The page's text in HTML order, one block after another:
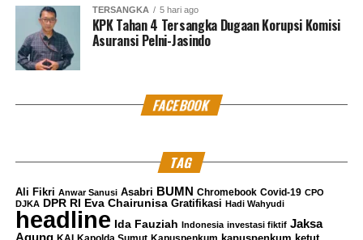
Pihak yang diuntungkan;
1. Antonius N.S. Kosasih
Terdakwa utama, diduga memperkaya diri sendiri.
Misalnya dalam dakwaan disebut dia menerima
2. Ekiawan Heri Primaryanto
Mantan Dirut PT IIM juga disebut memperoleh
TERSANGKA 5 hari ago
KPK Tahan 4 Tersangka Dugaan Korupsi Komisi
Asuransi Pelni-Jasindo
FACEBOOK
TAG
Ali Fikri Anwar Sanusi Asabri BUMN Chromebook Covid-19 CPO
DJKA DPR RI Eva Chairunisa Gratifikasi Hadi Wahyudi
headline Ida Fauziah Indonesia investasi fiktif Jaksa
Agung